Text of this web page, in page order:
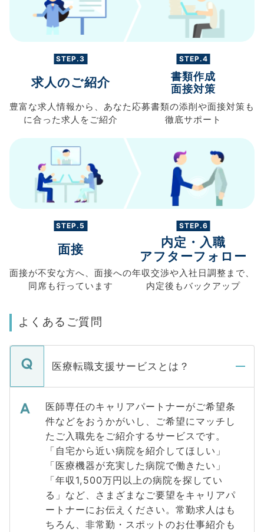
STEP.3
求人のご紹介
豊富な求人情報から、 あなた
に合った求人を ご紹介
STEP.4
書類作成
面接対策
応募書類の添削や面接対策も
徹底サポート
STEP.5
面接
面接が不安な方へ、 面接への
同席も行っています
STEP.6
内定・入職
アフターフォロー
年収交渉や入社日調整まで、
内定後もバックアップ
よくあるご質問
医療転職支援サービスとは？
医師専任のキャリアパートナーがご希望条
件などをおうかがいし、ご希望にマッチし
たご入職先をご紹介するサービスです。
「自宅から近い病院を紹介してほしい」
「医療機器が充実した病院で働きたい」
「年収1,500万円以上の病院を探してい
る」など、さまざまなご要望をキャリアパ
ートナーにお伝えください。常勤求人はも
ちろん、非常勤・スポットのお仕事紹介も